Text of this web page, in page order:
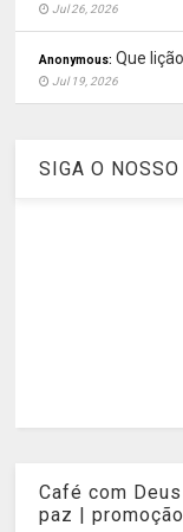
Jul 26, 2026
Anonymous: Que
Jul 19, 2026
SIGA O
Café com
paz | promoção